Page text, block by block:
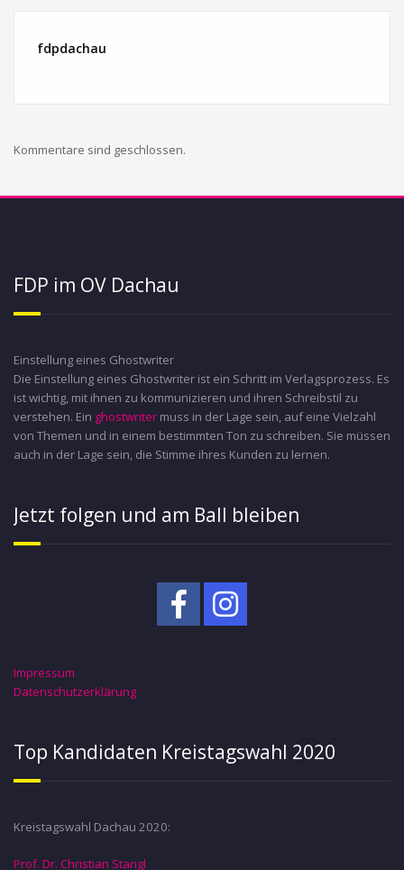
fdpdachau
Kommentare sind geschlossen.
FDP im OV Dachau
Einstellung eines Ghostwriter
Die Einstellung eines Ghostwriter ist ein Schritt im Verlagsprozess. Es
ist wichtig, mit ihnen zu kommunizieren und ihren Schreibstil zu
verstehen. Ein ghostwriter muss in der Lage sein, auf eine Vielzahl
von Themen und in einem bestimmten Ton zu schreiben. Sie müssen
auch in der Lage sein, die Stimme ihres Kunden zu lernen.
Jetzt folgen und am Ball bleiben
Impressum
Datenschutzerklärung
Top Kandidaten Kreistagswahl 2020
Kreistagswahl Dachau 2020:
Prof. Dr. Christian Stangl